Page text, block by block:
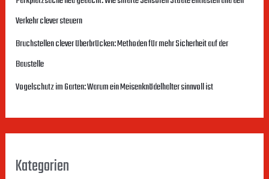
a
c
h
:
Verkehr clever steuern
Bruchstellen clever überbrücken: Methoden für mehr Sicherheit auf der
Baustelle
Vogelschutz im Garten: Warum ein Meisenknödelhalter sinnvoll ist
Kategorien